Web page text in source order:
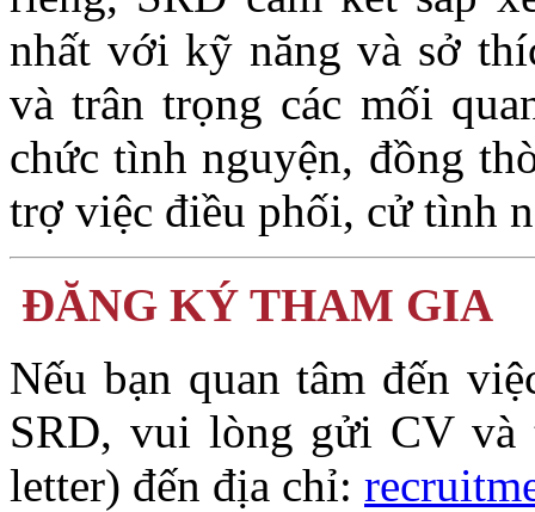
nhất với kỹ năng và sở
và trân trọng các mối
chức tình nguyện, đồng
trợ việc điều phối, cử tình
ĐĂNG KÝ THAM GIA
Nếu bạn quan tâm đến
SRD, vui lòng gửi CV và
letter) đến địa chỉ: